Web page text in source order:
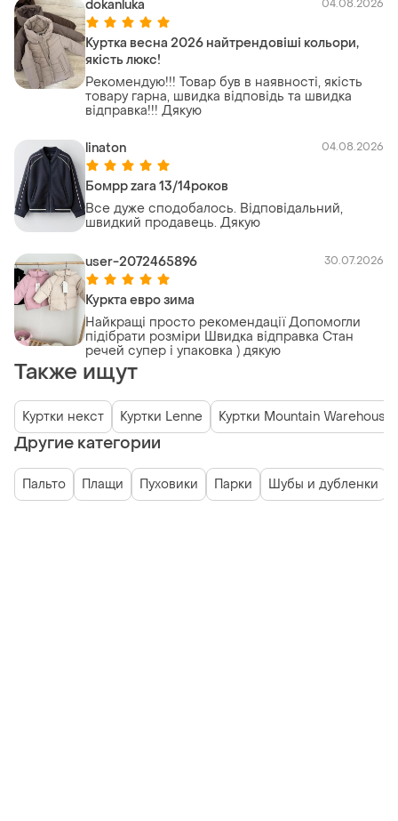
dokanluka 04.08.2026
Куртка весна 2026 найтрендовіші кольори,
якість люкс!
Рекомендую!!! Товар був в наявності, якість
товару гарна, швидка відповідь та швидка
відправка!!! Дякую
linaton 04.08.2026
Бомрр zara 13/14роков
Все дуже сподобалось. Відповідальний,
швидкий продавець. Дякую
user-2072465896 30.07.2026
Куркта евро зима
Найкращі просто рекомендації Допомогли
підібрати розміри Швидка відправка Стан
речей супер і упаковка ) дякую
Также ищут
Куртки некст Куртки Lenne Куртки Mountain Warehouse
Другие категории
Пальто Плащи Пуховики Парки Шубы и дубленки